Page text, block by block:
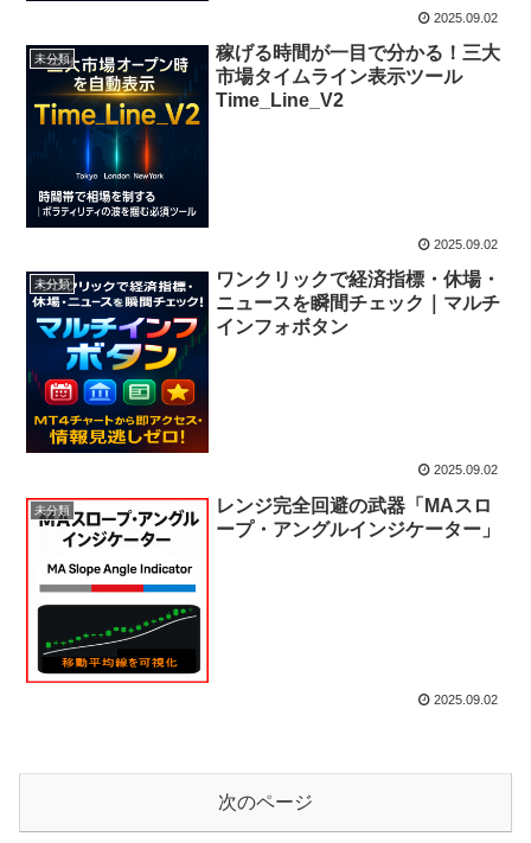
2025.09.02
未分類
稼げる時間が一目で分かる！三大
市場タイムライン表示ツール
Time_Line_V2
2025.09.02
未分類
ワンクリックで経済指標・休場・
ニュースを瞬間チェック｜マルチ
インフォボタン
2025.09.02
未分類
レンジ完全回避の武器「MAスロ
ープ・アングルインジケーター」
2025.09.02
次のページ